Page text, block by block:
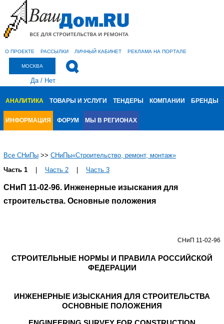
О ПРОЕКТЕ РАССЫЛКИ ЛИЧНЫЙ КАБИНЕТ РЕКЛАМА НА ПОРТАЛЕ
МОСКВА
Да/ Нет
АНАЛИТИКА ТОВАРЫ И УСЛУГИ ТЕНДЕРЫ КОМПАНИИ БРЕНДЫ
ИНФОРМАЦИЯ ФОРУМ МЫ В РЕГИОНАХ
Все СНиПы >> СНиПы«Строительство, ремонт, монтаж»
Часть 1
Часть 2 Часть 3
СНиП 11-02-96. Инженерные изыскания для
строительства. Основные положения
СНиП 11-02-96
СТРОИТЕЛЬНЫЕ НОРМЫ И ПРАВИЛА РОССИЙСКОЙ
ФЕДЕРАЦИИ
ИНЖЕНЕРНЫЕ ИЗЫСКАНИЯ ДЛЯ СТРОИТЕЛЬСТВА
ОСНОВНЫЕ ПОЛОЖЕНИЯ